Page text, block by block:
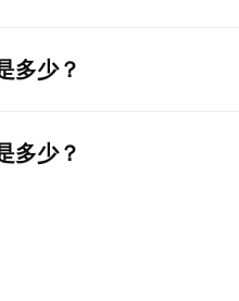
多少？
多少？